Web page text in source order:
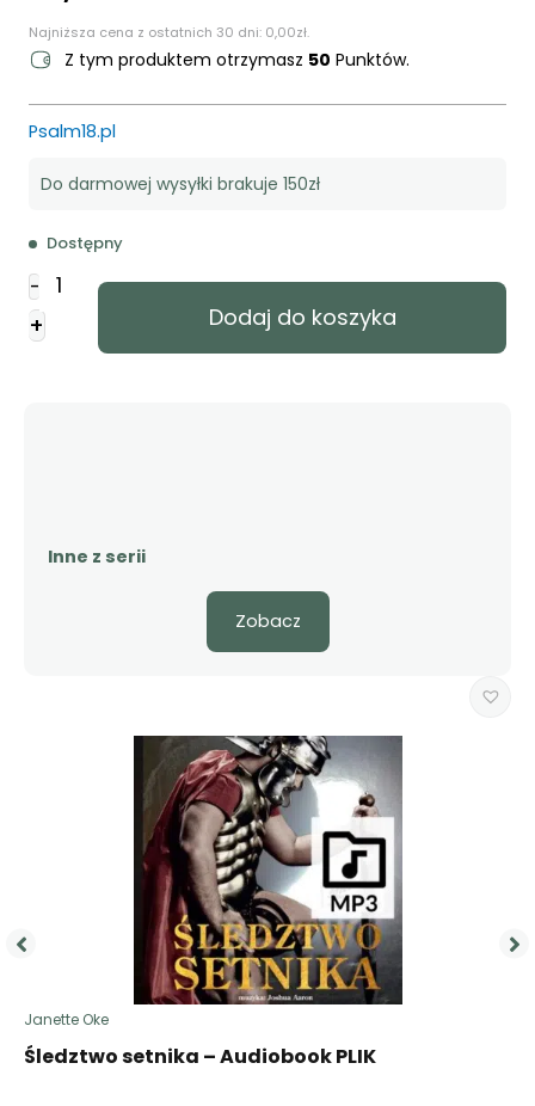
Najniższa cena z ostatnich 30 dni: 0,00zł.
Z tym produktem otrzymasz 50 Punktów.
Psalm18.pl
Do darmowej wysyłki brakuje 150zł
Dostępny
-
Śledztwo
setnika
+ Dodaj do koszyka
Inne z serii
Zobacz
Janette Oke
Śledztwo setnika – Audiobook PLIK